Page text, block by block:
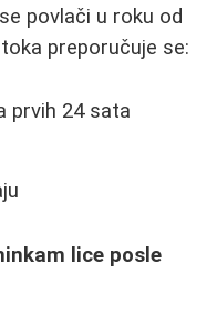
povlači u roku od
preporučuje se:
prvih 24 sata
lice posle